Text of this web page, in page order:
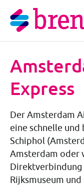
Express
Der Amsterdam
eine schnelle und
Schiphol
Amsterdam oder
Direktverbindung
Rijksmuseum